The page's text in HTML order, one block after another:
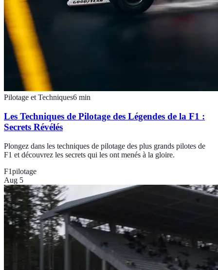
Pilotage et Techniques6 min
Les Techniques de Pilotage des Légendes de la F1 :
Secrets Révélés
Plongez dans les techniques de pilotage des plus grands pilotes de
F1 et découvrez les secrets qui les ont menés à la gloire.
F1pilotage
Aug 5